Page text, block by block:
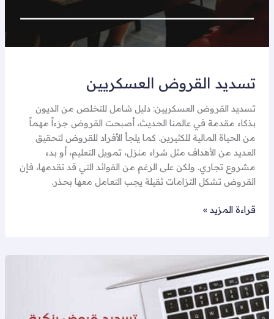
تسديد القروض العسكريين
تسديد القروض العسكريين: دليل شامل للتخلص من الديون
بذكاء مقدمة في عالمنا الحديث، أصبحت القروض جزءاً مهماً
من الحياة المالية للكثيرين. كما يلجأ الأفراد للقروض لتحقيق
العديد من الأهداف مثل شراء منزل، تمويل التعليم، أو بدء
مشروع تجاري. ولكن على الرغم من الفوائد التي قد تقدمها، فإن
القروض تشكل التزامات ثقيلة يجب التعامل معها بحذر.
قراءة المزيد »
سداد
القروض
|
0580848621